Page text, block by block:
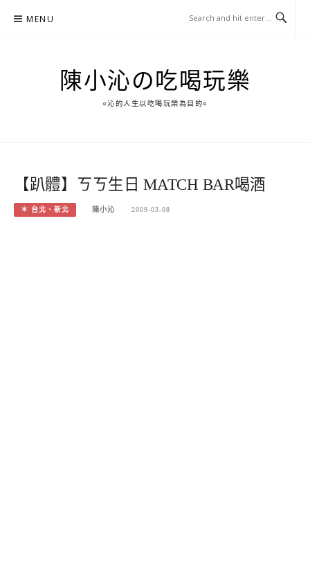
MENU
陳小沁の吃喝玩樂
○沁的人生以吃喝玩樂為目的○
【趴體】ㄎㄎ生日 MATCH BAR喝酒
＊ 台北、新北 陳小沁 2009-03-08